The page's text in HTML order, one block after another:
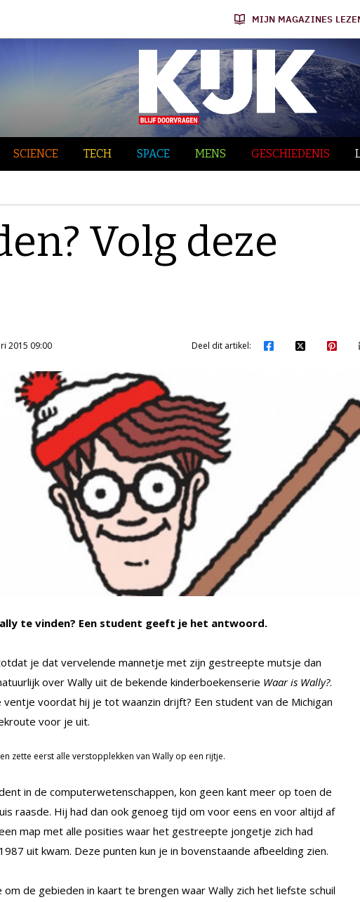
MIJN MAGAZINES
SCIENCE TECH SPACE MENS GESCHIEDENIS
Volg deze
2015 09:00 Deel dit artikel:
te vinden? Een student geeft je het antwoord.
je dat vervelende mannetje met zijn gestreepte mutsje dan
over Wally uit de bekende kinderboekenserie Waar is Wally?.
voordat hij je tot waanzin drijft? Een student van de Michigan
voor je uit.
zette eerst alle verstopplekken van Wally op een rijtje.
in de computerwetenschappen, kon geen kant meer op toen de
raasde. Hij had dan ook genoeg tijd om voor eens en voor altijd af
map met alle posities waar het gestreepte jongetje zich had
uit kwam. Deze punten kun je in bovenstaande afbeelding zien.
de gebieden in kaart te brengen waar Wally zich het liefste schuil